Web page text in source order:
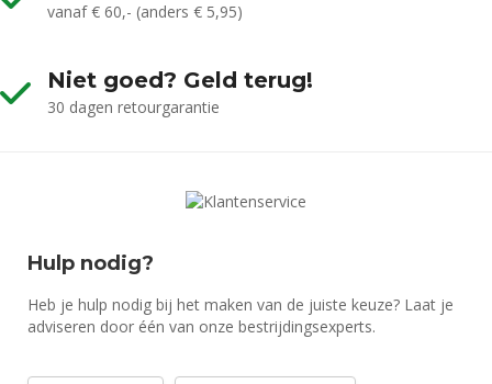
vanaf € 60,- (anders € 5,95)
Niet goed? Geld terug!
30 dagen retourgarantie
Hulp nodig?
Heb je hulp nodig bij het maken van de juiste keuze? Laat je
adviseren door één van onze bestrijdingsexperts.